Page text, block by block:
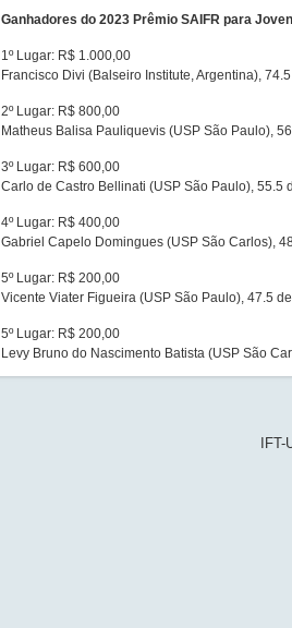
Ganhadores do 2023 Prêmio SAIFR para
1º Lugar: R$ 1.000,00
Francisco Divi (Balseiro Institute, Argentina),
2º Lugar: R$ 800,00
Matheus Balisa Pauliquevis (USP São Paulo),
3º Lugar: R$ 600,00
Carlo de Castro Bellinati (USP São Paulo), 55.5
4º Lugar: R$ 400,00
Gabriel Capelo Domingues (USP São Carlos),
5º Lugar: R$ 200,00
Vicente Viater Figueira (USP São Paulo), 47.5
5º Lugar: R$ 200,00
Levy Bruno do Nascimento Batista (USP São